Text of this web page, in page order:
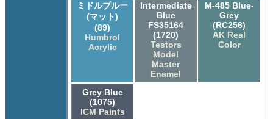
ミドルブルー
(マット)
(89)
Humbrol
Acrylic
Intermediate
Blue
FS35164
(1720)
Testors
Model
Master
Enamel
M-485 Blue-
Grey
(RC256)
AK Real
Color
Grey Blue
(1075)
ICM Paints